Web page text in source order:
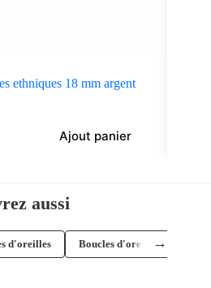
ethniques 18 mm argent
Ajout panier
aussi
d'oreilles Boucles d'oreilles créoles
→